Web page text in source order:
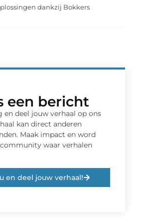
dankzij Bokkers
een bericht
en deel jouw verhaal op ons
kan direct anderen
Maak impact en word
waar verhalen
en deel jouw verhaal!